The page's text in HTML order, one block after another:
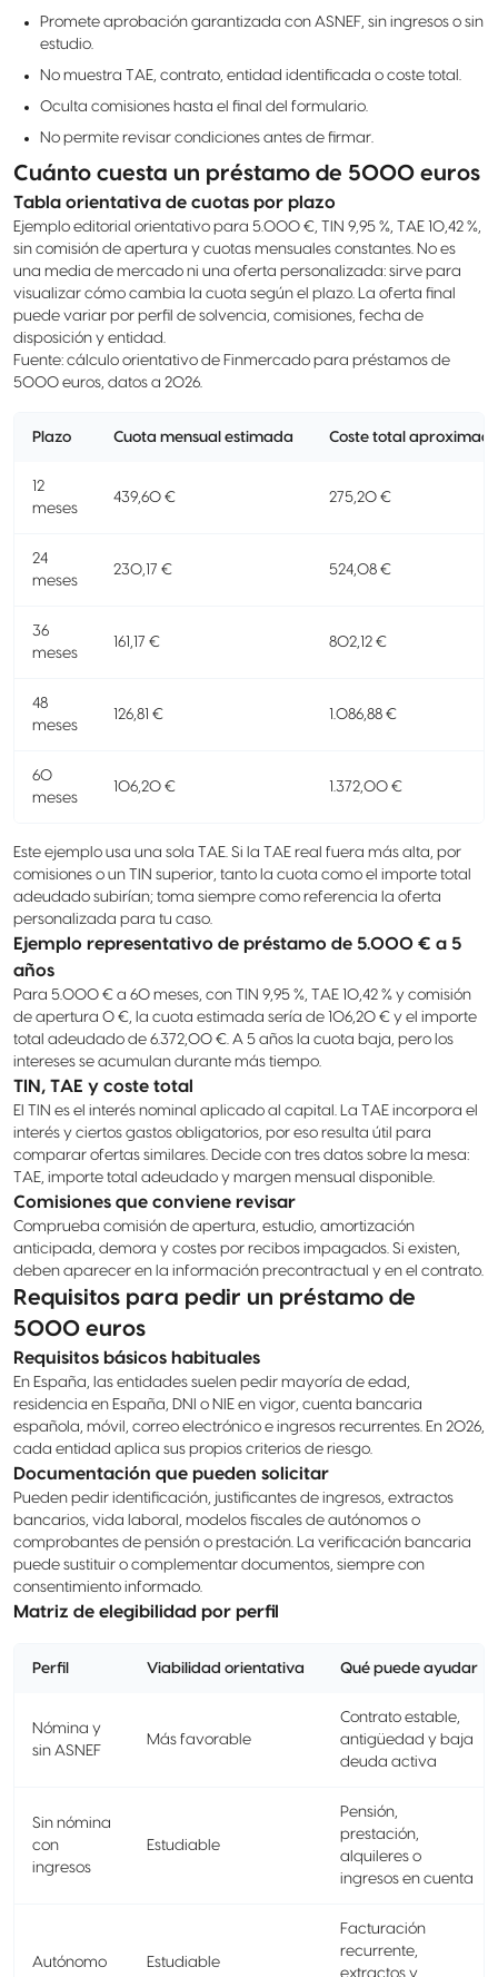
Promete aprobación garantizada con ASNEF, sin ingresos o sin
estudio.
No muestra TAE, contrato, entidad identificada o coste total.
Oculta comisiones hasta el final del formulario.
No permite revisar condiciones antes de firmar.
Cuánto cuesta un préstamo de 5000 euros
Tabla orientativa de cuotas por plazo
Ejemplo editorial orientativo para 5.000 €, TIN 9,95 %, TAE 10,42 %,
sin comisión de apertura y cuotas mensuales constantes. No es
una media de mercado ni una oferta personalizada: sirve para
visualizar cómo cambia la cuota según el plazo. La oferta final
puede variar por perfil de solvencia, comisiones, fecha de
disposición y entidad.
Fuente: cálculo orientativo de Finmercado para préstamos de
5000 euros, datos a 2026.
Plazo Cuota mensual estimada Coste total
12
meses
439,60 € 275,20 €
24
meses
230,17 € 524,08 €
36
meses
161,17 € 802,12 €
48
meses
126,81 € 1.086,88 €
60
meses
106,20 € 1.372,00 €
Este ejemplo usa una sola TAE. Si la TAE real fuera más alta, por
comisiones o un TIN superior, tanto la cuota como el importe total
adeudado subirían; toma siempre como referencia la oferta
personalizada para tu caso.
Ejemplo representativo de préstamo de 5.000 € a 5
años
Para 5.000 € a 60 meses, con TIN 9,95 %, TAE 10,42 % y comisión
de apertura 0 €, la cuota estimada sería de 106,20 € y el importe
total adeudado de 6.372,00 €. A 5 años la cuota baja, pero los
intereses se acumulan durante más tiempo.
TIN, TAE y coste total
El TIN es el interés nominal aplicado al capital. La TAE incorpora el
interés y ciertos gastos obligatorios, por eso resulta útil para
comparar ofertas similares. Decide con tres datos sobre la mesa:
TAE, importe total adeudado y margen mensual disponible.
Comisiones que conviene revisar
Comprueba comisión de apertura, estudio, amortización
anticipada, demora y costes por recibos impagados. Si existen,
deben aparecer en la información precontractual y en el contrato.
Requisitos para pedir un préstamo de
5000 euros
Requisitos básicos habituales
En España, las entidades suelen pedir mayoría de edad,
residencia en España, DNI o NIE en vigor, cuenta bancaria
española, móvil, correo electrónico e ingresos recurrentes. En 2026,
cada entidad aplica sus propios criterios de riesgo.
Documentación que pueden solicitar
Pueden pedir identificación, justificantes de ingresos, extractos
bancarios, vida laboral, modelos fiscales de autónomos o
comprobantes de pensión o prestación. La verificación bancaria
puede sustituir o complementar documentos, siempre con
consentimiento informado.
Matriz de elegibilidad por perfil
Perfil Viabilidad orientativa Qué puede ayudar
Nómina y
sin ASNEF
Más favorable
Contrato estable,
antigüedad y baja
deuda activa
Sin nómina
con
ingresos
Estudiable
Pensión,
prestación,
alquileres o
ingresos en cuenta
Autónomo Estudiable
Facturación
recurrente,
extractos y